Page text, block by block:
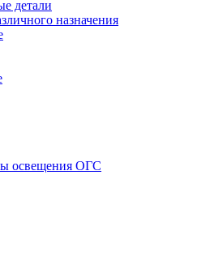
детали
назначения
освещения ОГС